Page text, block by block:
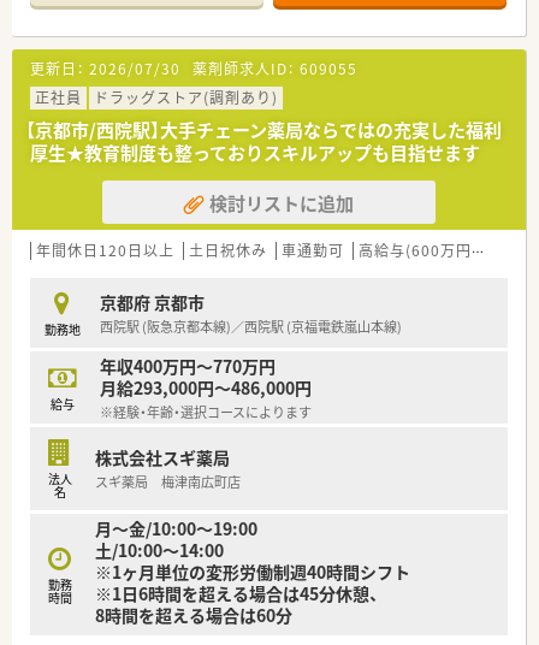
■店舗で活躍する従業員、社外で活躍する従業員、将来経営幹部
となる従業員など、薬剤師として様々な活躍ができるフィールド
を用意されています
■総合薬剤師・調剤薬剤師（土日休み・19時までの勤務）どちらか
の働き方を選択できます
■調剤併設型だけでなく「医療モール・クリニック併設店舗」「敷
地内薬局」「訪問調剤特化型店舗」など様々な店舗を運営してい
ます
■在宅医療にも積極的取り組んでおり「訪問調剤特化型店舗」を
50店舗以上、無菌調剤室は業界最多の51店舗設置しています
■「プラチナくるみん認定企業」「健康経営優良法人2023（大規模
法人部門）認定」等を取得し一人ひとりが働きやすい環境が整備
■充実した研修制度、人事制度、評価制度、キャリア支援制度等
があるのも特徴です
更新日： 2026/07/30 薬剤師求人ID： 609055
正社員
ドラッグストア(調剤あり)
【京都市/西院駅】大手チェーン薬局ならではの充実した福利
厚生★教育制度も整っておりスキルアップも目指せます
検討リストに追加
年間休日120日以上 土日祝休み 車通勤可 高給与(600万円以上)
勤務地
京都府 京都市
西院駅 (阪急京都本線)／西院駅 (京福電鉄嵐山本線)
給与
年収400万円～770万円
月給293,000円～486,000円
※経験・年齢・選択コースによります
法人
名
株式会社スギ薬局
スギ薬局 梅津南広町店
勤務
時間
月～金/10:00～19:00
土/10:00～14:00
※1ヶ月単位の変形労働制週40時間シフト
※1日6時間を超える場合は45分休憩、
8時間を超える場合は60分